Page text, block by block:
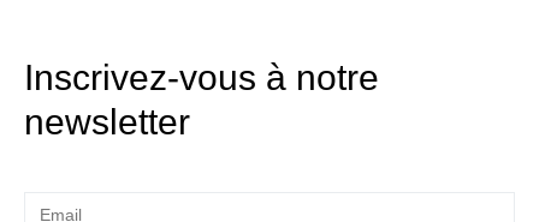
Inscrivez-vous à notre
newsletter